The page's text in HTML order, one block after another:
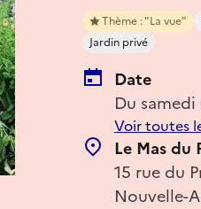
Thème : "La vue"
Jardin privé
Date
Du
Voir toutes
Le Mas du
15 rue du
Nouvelle-